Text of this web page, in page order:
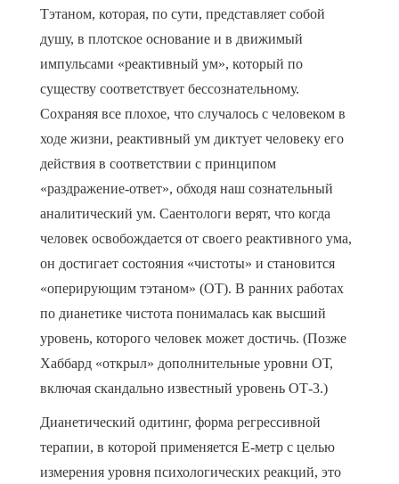
Тэтаном, которая, по сути, представляет собой
душу, в плотское основание и в движимый
импульсами «реактивный ум», который по
существу соответствует бессознательному.
Сохраняя все плохое, что случалось с человеком в
ходе жизни, реактивный ум диктует человеку его
действия в соответствии с принципом
«раздражение-ответ», обходя наш сознательный
аналитический ум. Саентологи верят, что когда
человек освобождается от своего реактивного ума,
он достигает состояния «чистоты» и становится
«оперирующим тэтаном» (ОТ). В ранних работах
по дианетике чистота понималась как высший
уровень, которого человек может достичь. (Позже
Хаббард «открыл» дополнительные уровни ОТ,
включая скандально известный уровень ОТ-3.)
Дианетический одитинг, форма регрессивной
терапии, в которой применяется Е-метр с целью
измерения уровня психологических реакций, это